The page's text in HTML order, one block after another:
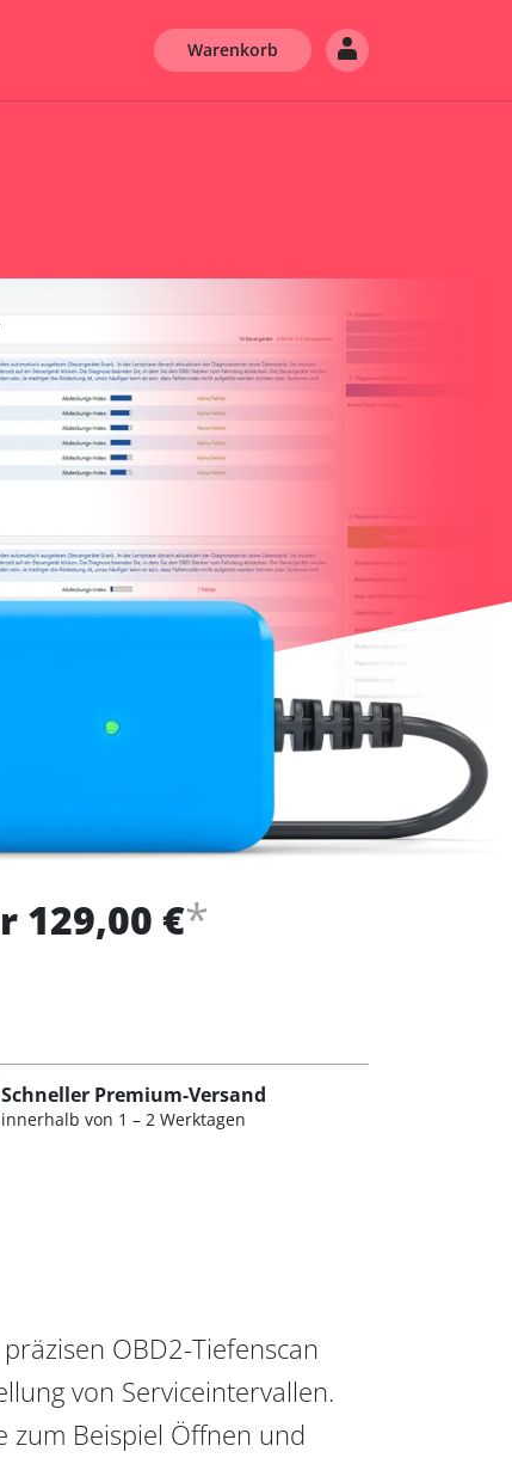
Warenkorb
129,00 €*
Schneller Premium-Versand
innerhalb von 1 – 2 Werktagen
OBD2-Tiefenscan
von Serviceintervallen.
zum Beispiel Öffnen und